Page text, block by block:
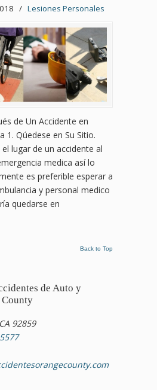
/ Lesiones Personales
de Un Accidente en
1. Qúedese en Su Sitio.
lugar de un accidente al
medica así lo
es preferible esperar a
y personal medico
quedarse en
Back to Top
de Auto y
County
92859